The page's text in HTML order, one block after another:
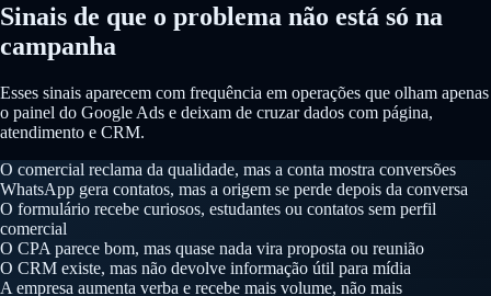
Sinais de que o problema não está só na
campanha
Esses sinais aparecem com frequência em operações que olham apenas
o painel do Google Ads e deixam de cruzar dados com página,
atendimento e CRM.
O comercial reclama da qualidade, mas a conta mostra conversões
WhatsApp gera contatos, mas a origem se perde depois da conversa
O formulário recebe curiosos, estudantes ou contatos sem perfil
comercial
O CPA parece bom, mas quase nada vira proposta ou reunião
O CRM existe, mas não devolve informação útil para mídia
A empresa aumenta verba e recebe mais volume, não mais